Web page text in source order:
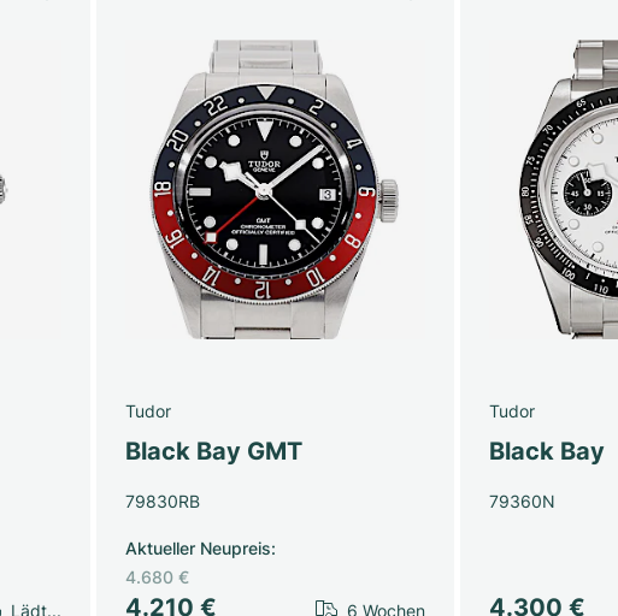
Lädt...
Tudor
Black Bay GMT
79830RB
4.210 €
Aktueller Neupreis:
4.680 €
6 Wochen
Tudor
Black Bay
79360N
4.300 €